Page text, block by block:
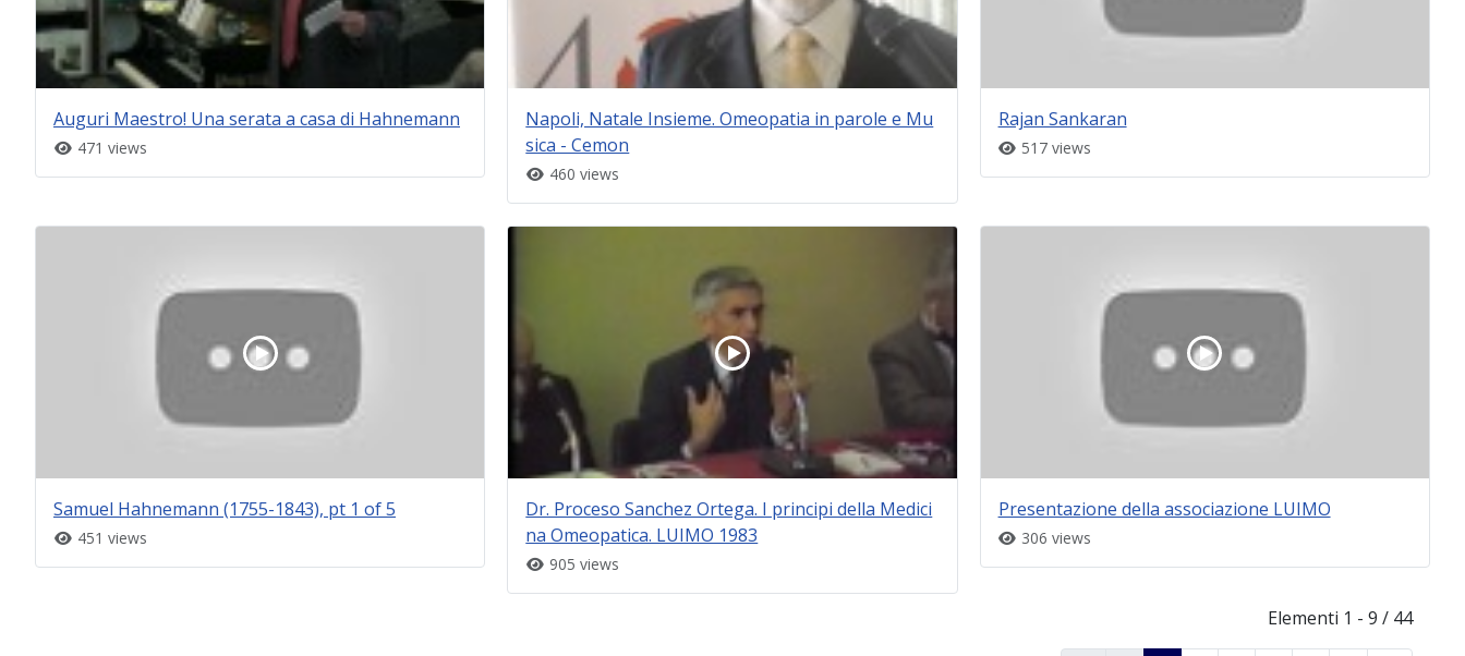
Auguri Maestro! Una serata a casa di Hahnemann
471 views
Napoli, Natale Insieme. Omeopatia in parole e Mu
sica - Cemon
460 views
Rajan Sankaran
517 views
Samuel Hahnemann (1755-1843), pt 1 of 5
451 views
Dr. Proceso Sanchez Ortega. I principi della Medici
na Omeopatica. LUIMO 1983
905 views
Presentazione della associazione LUIMO
306 views
Elementi 1 - 9 / 44